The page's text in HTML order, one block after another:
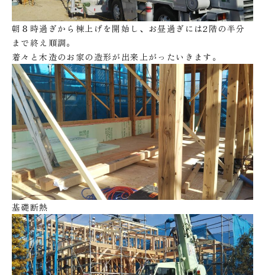
朝８時過ぎから棟上げを開始し、お昼過ぎには2階の半分
まで終え順調。
着々と木造のお家の造形が出来上がったいきます。
基礎断熱